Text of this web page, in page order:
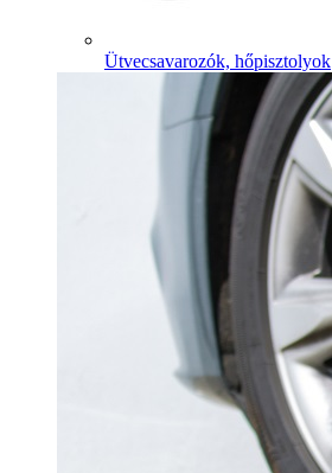
Ütvecsavarozók, hőpisztolyok